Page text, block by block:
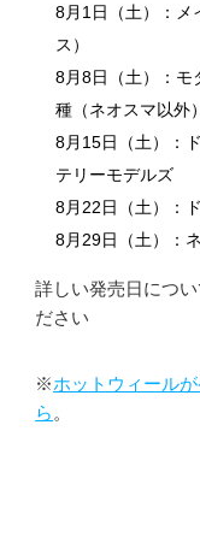
8月1日（土）：メ
ス）
8月8日（土）：モ
種（ネオスマ以外）
8月15日（土）：
テリーモデルズ
8月22日（土）：
8月29日（土）：
詳しい発売日につ
ださい
※ホットウィール
ら 。